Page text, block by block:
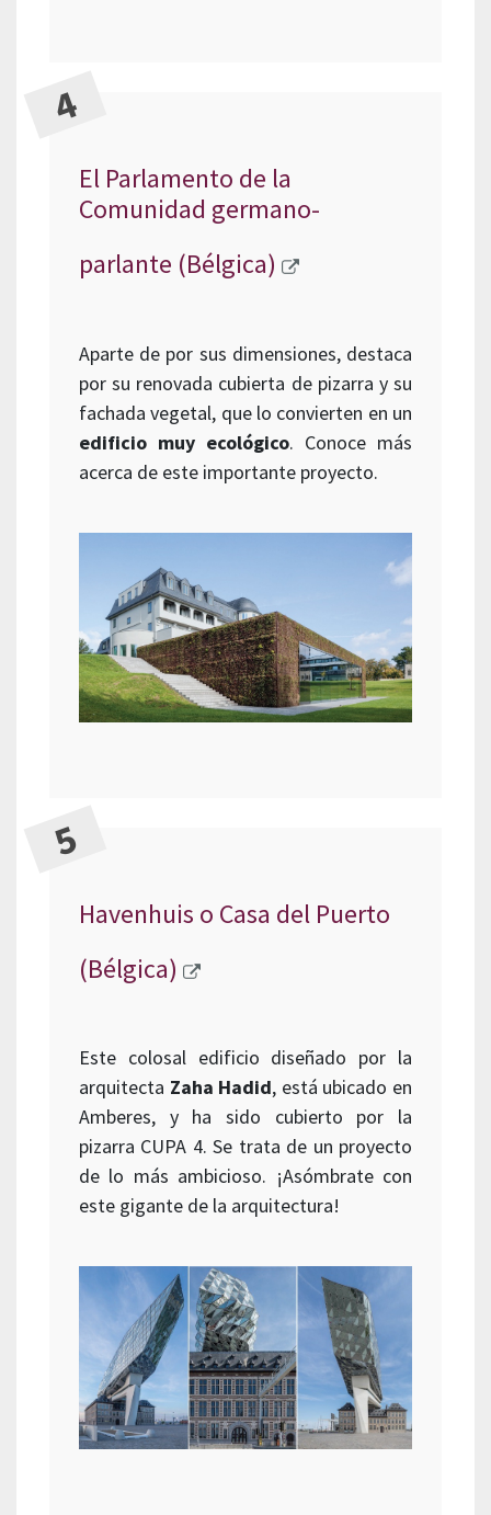
El Parlamento de la
Comunidad germano-
parlante (Bélgica)
Aparte de por sus dimensiones, destaca
por su renovada cubierta de pizarra y su
fachada vegetal, que lo convierten en un
edificio muy ecológico. Conoce más
acerca de este importante proyecto.
Havenhuis o Casa del Puerto
(Bélgica)
Este colosal edificio diseñado por la
arquitecta Zaha Hadid, está ubicado en
Amberes, y ha sido cubierto por la
pizarra CUPA 4. Se trata de un proyecto
de lo más ambicioso. ¡Asómbrate con
este gigante de la arquitectura!